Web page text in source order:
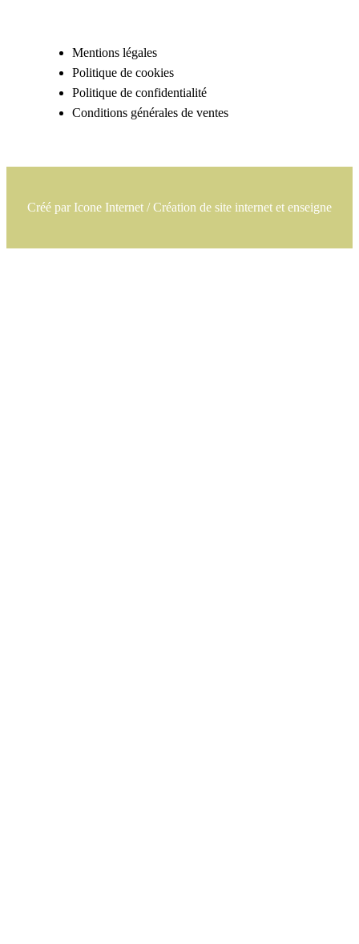
Mentions légales
Politique de cookies
Politique de confidentialité
Conditions générales de ventes
Créé par Icone Internet/Création de site internetetenseigne